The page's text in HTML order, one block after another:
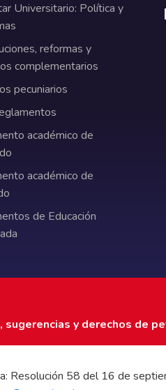
Universitario: Política y
reformas y
complementarios
pecuniarios
académico de
académico de
de Educación
y derechos de
Resolución 58 del 16 de